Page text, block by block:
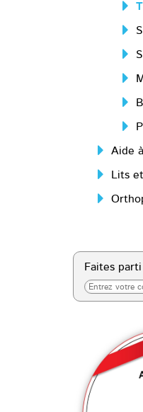
Aide
Lits
Faites